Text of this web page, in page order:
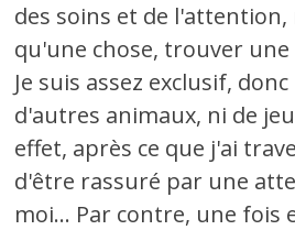
des soins et de
qu'une chose, trouver
Je suis assez exclusif,
d'autres animaux, ni de
effet, après ce que j'ai
d'être rassuré par une
moi... Par contre, une fois